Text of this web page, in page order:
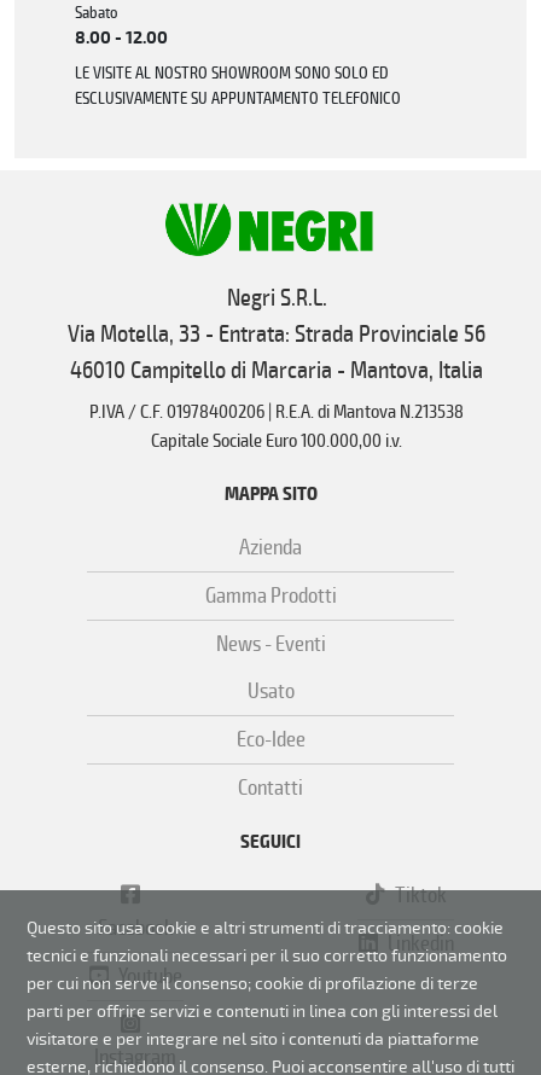
Sabato
8.00 - 12.00
LE VISITE AL NOSTRO SHOWROOM SONO SOLO ED
ESCLUSIVAMENTE SU APPUNTAMENTO TELEFONICO
Negri S.R.L.
Via Motella, 33 - Entrata: Strada Provinciale 56
46010 Campitello di Marcaria - Mantova, Italia
P.IVA / C.F. 01978400206 | R.E.A. di Mantova N.213538
Capitale Sociale Euro 100.000,00 i.v.
MAPPA SITO
Azienda
Gamma Prodotti
News - Eventi
Usato
Eco-Idee
Contatti
SEGUICI
Facebook
Youtube
Instagram
Tiktok
Linkedin
Questo sito usa cookie e altri strumenti di tracciamento: cookie
tecnici e funzionali necessari per il suo corretto funzionamento
per cui non serve il consenso;cookie di profilazione di terze
parti per offrire servizi e contenuti in linea con gli interessi del
visitatore e per integrare nel sito i contenuti da piattaforme
esterne, richiedono il consenso. Puoi acconsentire all'uso di tutti